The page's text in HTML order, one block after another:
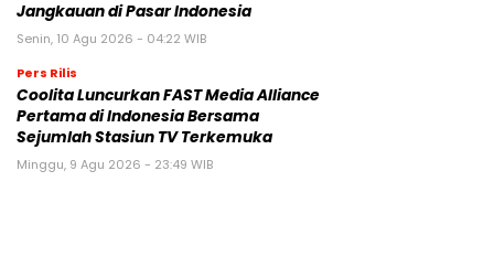
Jangkauan di Pasar Indonesia
Senin, 10 Agu 2026 - 04:22 WIB
Pers Rilis
Coolita Luncurkan FAST Media Alliance
Pertama di Indonesia Bersama
Sejumlah Stasiun TV Terkemuka
Minggu, 9 Agu 2026 - 23:49 WIB